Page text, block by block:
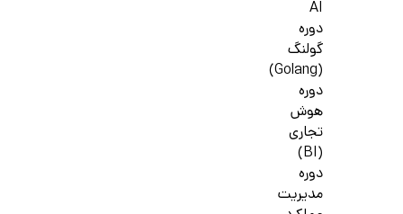
AI
دوره
گولنگ
(Golang)
دوره
هوش
تجاری
(BI)
دوره
مدیریت